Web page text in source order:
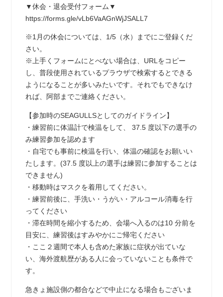
▼休会・退会受付フォーム▼
https://forms.gle/vLb6VaAGnWjJSALL7
※1月の休会については、1/5（水）までにご登録くだ
さい。
※上手くフォームにとべない場合は、URLをコピー
し、普段使用されているプラウザで検索するとできる
ようになることが多いみたいです。それでもできなけ
れば、阿部までご連絡ください。
【参加時のSEAGULLSとしてのガイドライン】
・練習前に体温計で検温をして、 37.5 度以下の選手の
み練習参加を認めます
・自宅でも事前に検温を行い、体温の確認をお願いい
たします。(37.5 度以上の選手は練習に参加することは
できません)
・移動時はマスクを着用してください。
・練習前後に、手洗い・うがい・アルコール消毒を行
ってください
・滞在時間を縮小するため、会場へ入るのは10 分前を
目安に、練習後はすみやかにご帰宅ください
・ここ２週間で本人も含めた家族に症状が出ていな
い、海外渡航歴がある人に会っていないことも条件で
す。
急きょ施設側の都合などで中止になる場合もございま